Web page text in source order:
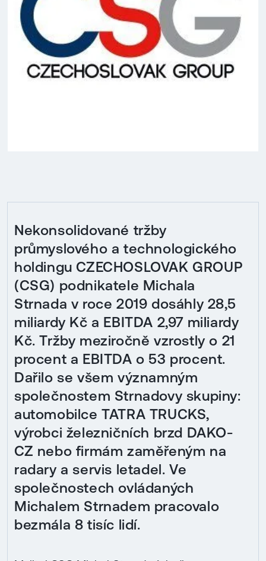
Nekonsolidované tržby
průmyslového a technologického
holdingu CZECHOSLOVAK GROUP
(CSG) podnikatele Michala
Strnada v roce 2019 dosáhly 28,5
miliardy Kč a EBITDA 2,97 miliardy
Kč. Tržby meziročně vzrostly o 21
procent a EBITDA o 53 procent.
Dařilo se všem významným
společnostem Strnadovy skupiny:
automobilce TATRA TRUCKS,
výrobci železničních brzd DAKO-
CZ nebo firmám zaměřeným na
radary a servis letadel. Ve
společnostech ovládaných
Michalem Strnadem pracovalo
bezmála 8 tisíc lidí.